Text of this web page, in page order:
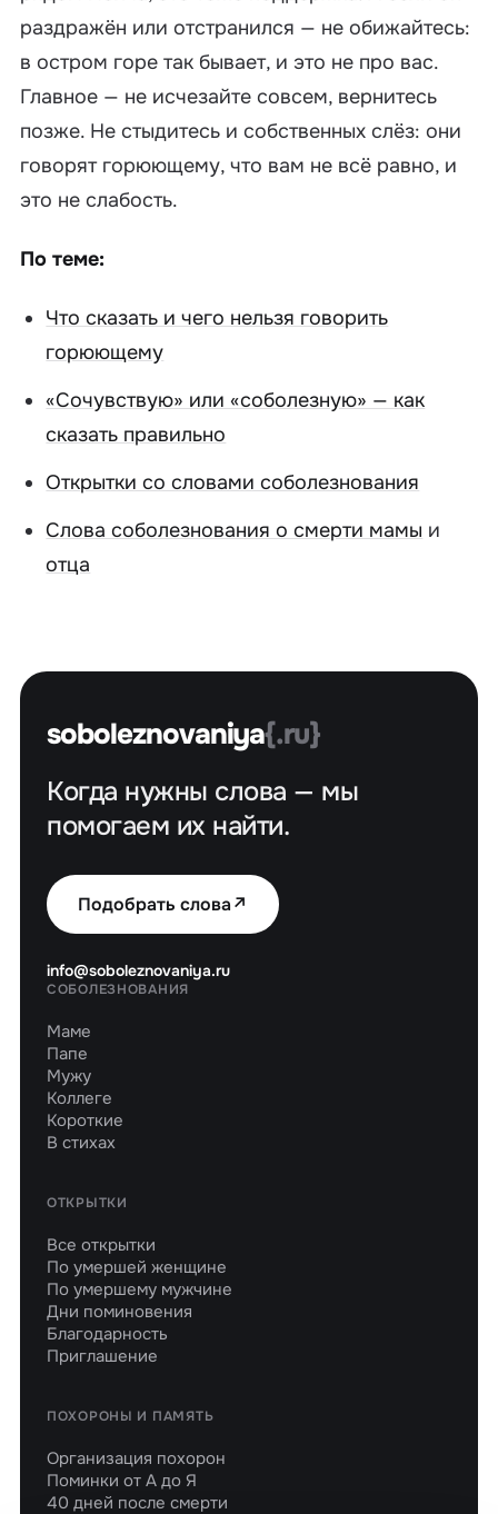
раздражён или отстранился — не обижайтесь:
в остром горе так бывает, и это не про вас.
Главное — не исчезайте совсем, вернитесь
позже. Не стыдитесь и собственных слёз: они
говорят горюющему, что вам не всё равно, и
это не слабость.
По теме:
Что сказать и чего нельзя говорить
горюющему
«Сочувствую» или «соболезную» — как
сказать правильно
Открытки со словами соболезнования
Слова соболезнования о смерти мамы и
отца
soboleznovaniya{.ru}
Когда нужны слова — мы
помогаем их найти.
Подобрать слова↗
info@soboleznovaniya.ru
СОБОЛЕЗНОВАНИЯ
Маме
Папе
Мужу
Коллеге
Короткие
В стихах
ОТКРЫТКИ
Все открытки
По умершей женщине
По умершему мужчине
Дни поминовения
Благодарность
Приглашение
ПОХОРОНЫ И ПАМЯТЬ
Организация похорон
Поминки от А до Я
40 дней после смерти